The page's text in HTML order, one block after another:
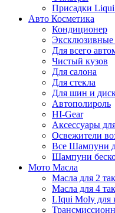
Присадки
Авто Косметика
Кондиционер
Эксклюзивные
Для всего
Чистый кузов
Для салона
Для стекла
Для шин и
Автополироль
HI-Gear
Аксессуары
Освежители
Все Шампуни
Шампуни
Мото Масла
Масла для 2
Масла для 4
LIqui Moly для